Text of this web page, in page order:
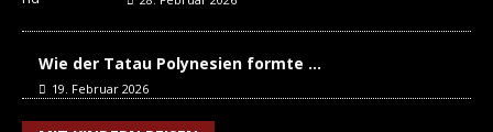
Wie der Tatau Polynesien formte …
19. Februar 2026